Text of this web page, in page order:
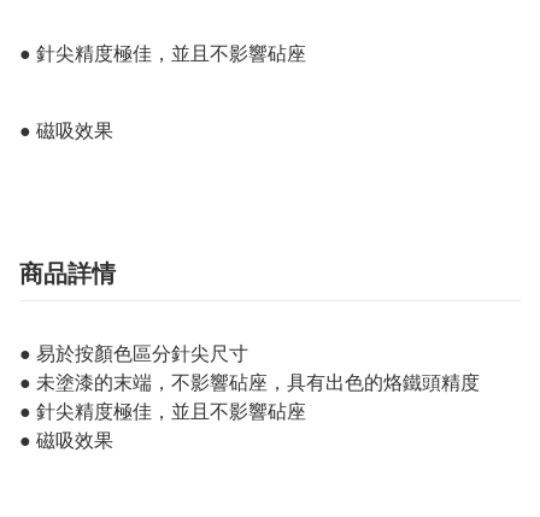
● 針尖精度極佳，並且不影響砧座
● 磁吸效果
商品詳情
● 易於按顏色區分針尖尺寸
● 未塗漆的末端，不影響砧座，具有出色的烙鐵頭精度
● 針尖精度極佳，並且不影響砧座
● 磁吸效果